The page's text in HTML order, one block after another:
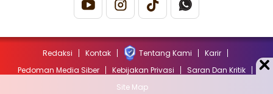
Redaksi Kontak Tentang Kami
Karir
Pedoman Media Siber
Kebijakan Privasi
Saran Dan Kritik
Site Map